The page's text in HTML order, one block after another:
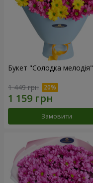
Букет "Солодка мелодія"
1 449 грн
Замовити